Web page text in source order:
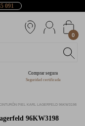
091
0
Comprar segura
Seguridad certificada
PIEL KARL LAGERFELD 96KW3198
96KW3198